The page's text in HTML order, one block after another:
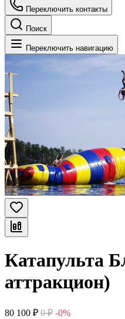
Переключить контакты
Поиск
Переключить навигацию
Катапульта
аттракцион)
80 100 ₽ 0 ₽ -0%